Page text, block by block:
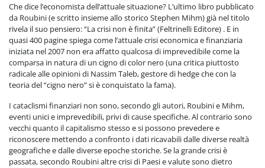
Che dice l’economista dell’attuale situazione? L’ultimo libro pubblicato
da Roubini (e scritto insieme allo storico Stephen Mihm) già nel titolo
rivela il suo pensiero: “La crisi non è finita” (Feltrinelli Editore) . E in
quasi 400 pagine spiega come l’attuale crisi economica e finanziaria
iniziata nel 2007 non era affatto qualcosa di imprevedibile come la
comparsa in natura di un cigno di color nero (una critica piuttosto
radicale alle opinioni di Nassim Taleb, gestore di hedge che con la
teoria del “cigno nero” si è conquistato la fama).
I cataclismi finanziari non sono, secondo gli autori, Roubini e Mihm,
eventi unici e imprevedibili, privi di cause specifiche. Al contrario sono
vecchi quanto il capitalismo stesso e si possono prevedere e
riconoscere mettendo a confronto i dati ricavabili dalle diverse realtà
geografiche e dalle diverse epoche storiche. Se la grande crisi è
passata, secondo Roubini altre crisi di Paesi e valute sono dietro